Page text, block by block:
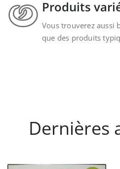
Produits
Vous trouverez aussi
que des produits
Dernières